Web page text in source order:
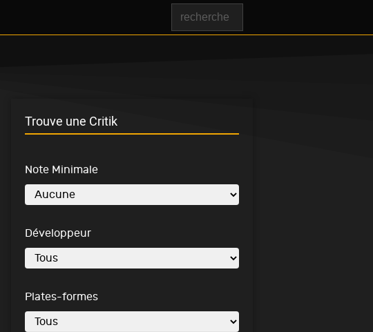
Trouve une Critik
Note Minimale
Développeur
Plates-formes